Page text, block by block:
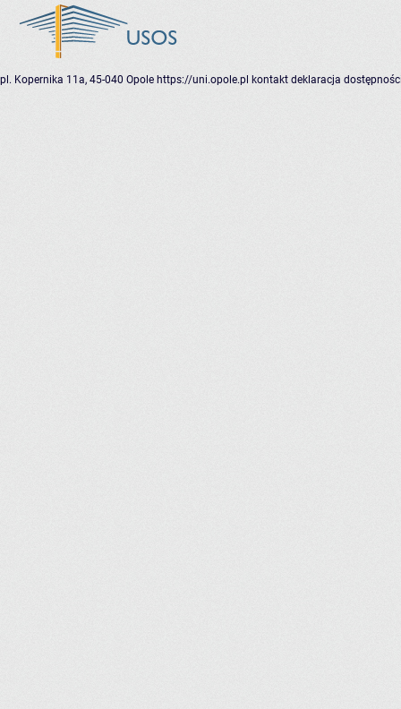
pl. Kopernika 11a, 45-040 Opole https://uni.opole.pl kontakt deklaracja